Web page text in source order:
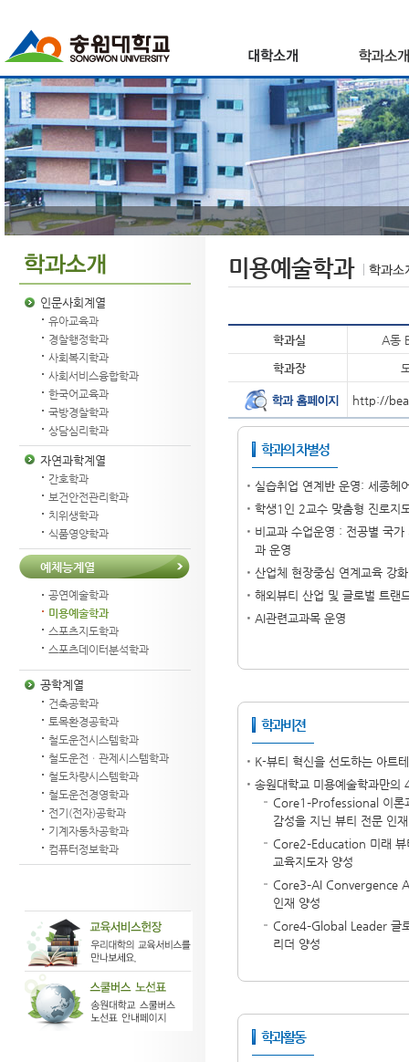
인문사회계열
유아교육과
경찰행정학과
사회복지학과
사회서비스융합학과
한국어교육과
국방경찰학과
상담심리학과
자연과학계열
간호학과
보건안전관리학과
치위생학과
식품영양학과
예체능계열
공연예술학과
미용예술학과
스포츠지도학과
스포츠데이터분석학과
공학계열
건축공학과
토목환경공학과
철도운전시스템학과
철도운전ㆍ관제시스템학과
철도차량시스템학과
철도운전경영학과
전기(전자)공학과
기계자동차공학과
컴퓨터정보학과
미용예술학과
학과실 A동
학과장
http://
학과의 차별성
실습취업 연계반 운영: 세종헤
학생1인 2교수 맞춤형 진로지
비교과 수업운영 : 전공별 국
과 운영
산업체 현장중심 연계교육 강화
해외뷰티 산업 및 글로벌 트랜
AI관련교과목 운영
학과비젼
K-뷰티 혁신을 선도하는 아트
송원대학교 미용예술학과만
Core1–Professional 이론
감성을 지닌 뷰티 전문 인
Core2–Education 미래 뷰
교육지도자 양성
Core3–AI Convergence
인재 양성
Core4–Global Leader 글
리더 양성
학과활동